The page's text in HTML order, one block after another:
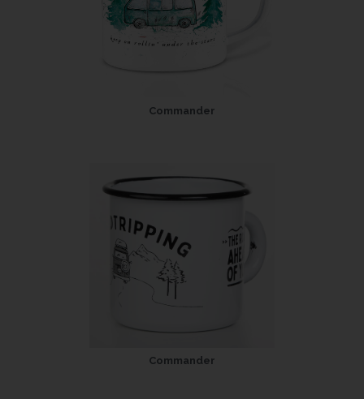
Commander
Commander